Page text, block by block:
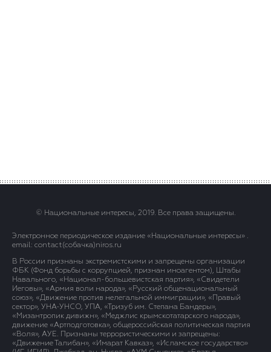
© Национальные интересы, 2019. Все права защищены.
Электронное периодическое издание «Национальные интересы» .
email: contact(сoбaчка)niros.ru
В России признаны экстремистскими и запрещены организации
ФБК (Фонд борьбы с коррупцией, признан иноагентом), Штабы
Навального, «Национал-большевистская партия», «Свидетели
Иеговы», «Армия воли народа», «Русский общенациональный
союз», «Движение против нелегальной иммиграции», «Правый
сектор», УНА-УНСО, УПА, «Тризуб им. Степана Бандеры»,
«Мизантропик дивижн», «Меджлис крымскотатарского народа»,
движение «Артподготовка», общероссийская политическая партия
«Воля», АУЕ. Признаны террористическими и запрещены:
«Движение Талибан», «Имарат Кавказ», «Исламское государство»